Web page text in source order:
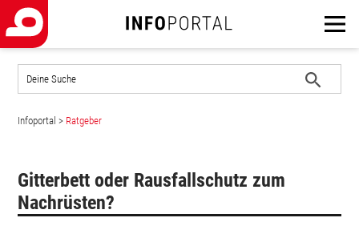
der
suchen
starten
Infoportal > Ratgeber
Gitterbett oder Rausfallschutz zum
Nachrüsten?